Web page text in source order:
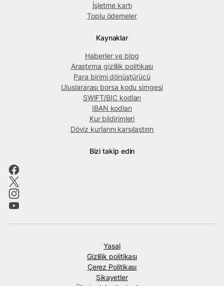
İşletme kartı
Toplu ödemeler
Kaynaklar
Haberler ve blog
Araştırma gizlilik politikası
Para birimi dönüştürücü
Uluslararası borsa kodu simgesi
SWIFT/BIC kodları
IBAN kodları
Kur bildirimleri
Döviz kurlarını karşılaştırın
Bizi takip edin
Yasal
Gizlilik politikası
Çerez Politikası
Şikayetler